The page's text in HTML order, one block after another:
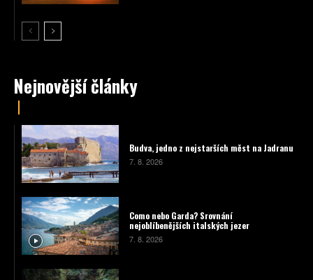
Nejnovější články
Budva, jedno z nejstarších měst na Jadranu
7. 8. 2026
Como nebo Garda? Srovnání
nejoblíbenějších italských jezer
7. 8. 2026